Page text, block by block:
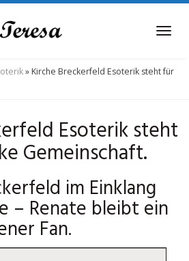
» Kirche Breckerfeld Esoterik steht für
Esoterik steht
Gemeinschaft.
im Einklang
– Renate bleibt ein
Fan.